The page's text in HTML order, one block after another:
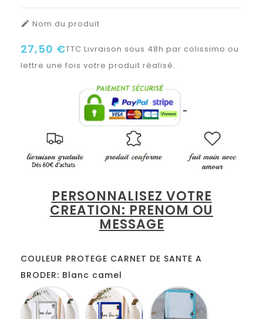
 Nom du produit
27,50 €TTC Livraison sous 48h par colissimo ou
lettre une fois votre produit réalisé.
PERSONNALISEZ VOTRE
CREATION: PRENOM OU
MESSAGE
COULEUR PROTEGE CARNET DE SANTE A
BRODER: Blanc camel
Blanc
gris
Blanc
bleu
roi